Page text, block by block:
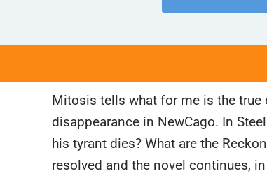
Mitosis tells what for me is the true
disappearance in NewCago. In
his tyrant dies? What are the
resolved and the novel continues,